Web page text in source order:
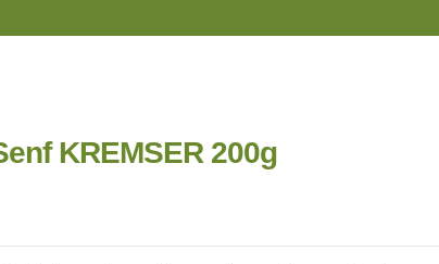
KREMSER 200g